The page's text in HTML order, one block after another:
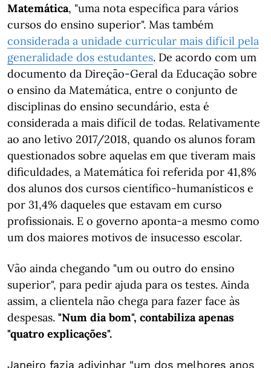
Matemática, "uma nota específica para vários
cursos do ensino superior". Mas também
considerada a unidade curricular mais difícil pela
generalidade dos estudantes. De acordo com um
documento da Direção-Geral da Educação sobre
o ensino da Matemática, entre o conjunto de
disciplinas do ensino secundário, esta é
considerada a mais difícil de todas. Relativamente
ao ano letivo 2017/2018, quando os alunos foram
questionados sobre aquelas em que tiveram mais
dificuldades, a Matemática foi referida por 41,8%
dos alunos dos cursos científico-humanísticos e
por 31,4% daqueles que estavam em curso
profissionais. E o governo aponta-a mesmo como
um dos maiores motivos de insucesso escolar.
Vão ainda chegando "um ou outro do ensino
superior", para pedir ajuda para os testes. Ainda
assim, a clientela não chega para fazer face às
despesas. "Num dia bom", contabiliza apenas
"quatro explicações".
Janeiro fazia adivinhar "um dos melhores anos